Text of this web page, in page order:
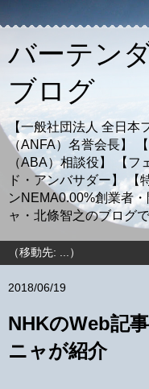
バーテン
ブログ
【一般社団法人 全日本
（ANFA）名誉会長】
（ABA）相談役】 【
ド・アンバサダー】 【
ンNEMA0.00%創業者
ャ・北條智之のブログで
2018/06/19
NHKのWeb記
ニャが紹介